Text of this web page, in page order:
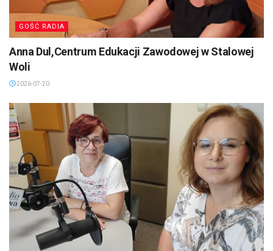
GOŚĆ RADIA
Anna Dul,Centrum Edukacji Zawodowej w Stalowej
Woli
2026-07-20